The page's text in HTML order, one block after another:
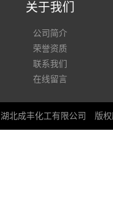
关于我们
公司简介
荣誉资质
联系我们
在线留言
湖北成丰化工有限公司 版